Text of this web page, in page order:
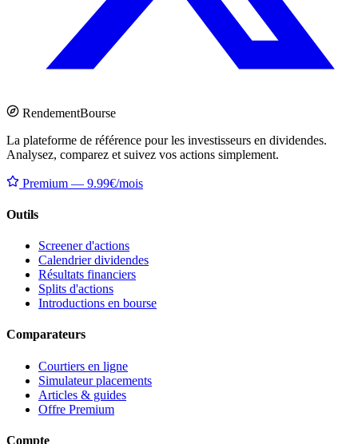
RendementBourse
La plateforme de référence pour les investisseurs en dividendes.
Analysez, comparez et suivez vos actions simplement.
Premium — 9.99€/mois
Outils
Screener d'actions
Calendrier dividendes
Résultats financiers
Splits d'actions
Introductions en bourse
Comparateurs
Courtiers en ligne
Simulateur placements
Articles & guides
Offre Premium
Compte